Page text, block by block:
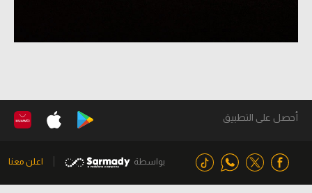
أحصل على التطبيق
بواسطة اعلن معنا